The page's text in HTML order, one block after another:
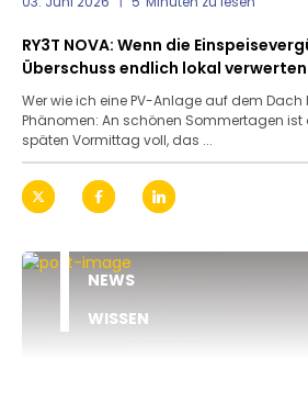
RY3T NOVA: Wenn die
Überschuss endlich lokal verwerten
Wer wie ich eine PV-Anlage auf dem Dach
Phänomen: An schönen Sommertagen
späten Vormittag voll, das ...
NEWS
WISSEN